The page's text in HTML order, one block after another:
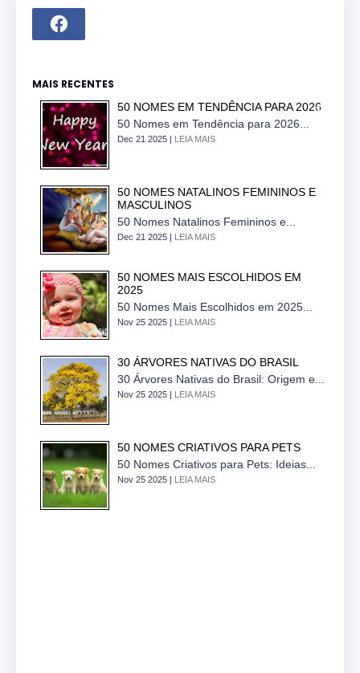
MAIS RECENTES
50 NOMES EM TENDÊNCIA PARA 2026
50 Nomes em Tendência para 2026...
Dec 21 2025 | LEIA MAIS
50 NOMES NATALINOS FEMININOS E
MASCULINOS
50 Nomes Natalinos Femininos e...
Dec 21 2025 | LEIA MAIS
50 NOMES MAIS ESCOLHIDOS EM
2025
50 Nomes Mais Escolhidos em 2025...
Nov 25 2025 | LEIA MAIS
30 ÁRVORES NATIVAS DO BRASIL
30 Árvores Nativas do Brasil: Origem e...
Nov 25 2025 | LEIA MAIS
50 NOMES CRIATIVOS PARA PETS
50 Nomes Criativos para Pets: Ideias...
Nov 25 2025 | LEIA MAIS